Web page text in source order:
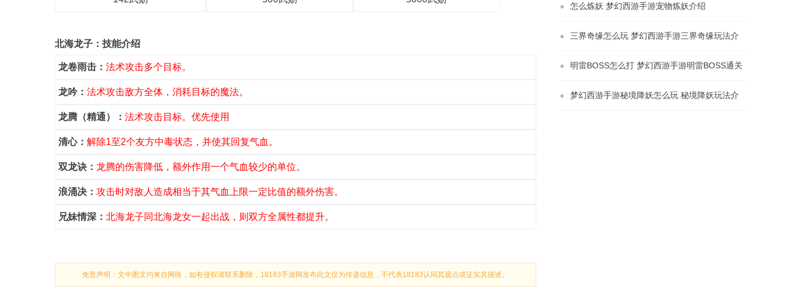
北海龙子：技能介绍
龙卷雨击： 法术攻击多个目标。
龙吟： 法术攻击敌方全体，消耗目标的魔法。
龙腾（精通）： 法术攻击目标。优先使用
清心： 解除1至2个友方中毒状态，并使其回复气血。
双龙诀： 龙腾的伤害降低，额外作用一个气血较少的单位。
浪涌决： 攻击时对敌人造成相当于其气血上限一定比值的额外伤害。
兄妹情深： 北海龙子同北海龙女一起出战，则双方全属性都提升。
免责声明：文中图文均来自网络，如有侵权请联系删除，18183手游网发布此文仅为传递信息，不代表18183认同其观点或证实其描述。
绍 怎么炼妖 梦幻西游手游宠物炼妖介绍
三界奇缘怎么玩 梦幻西游手游三界奇缘玩法介
绍 明雷BOSS怎么打 梦幻西游手游明雷BOSS通关
攻略分享
梦幻西游手游秘境降妖怎么玩 秘境降妖玩法介